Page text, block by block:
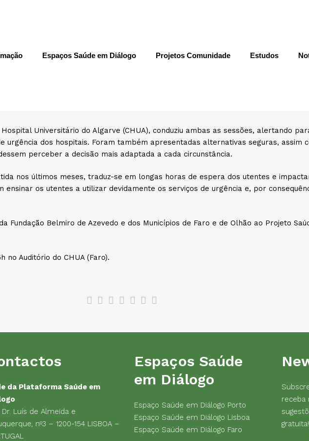
Espaços Saúde em Diálogo Projetos Comunidade Estudos
e de capacitar a população idosa para navegar no sistema de saúde e tomar
Universitário do Algarve (CHUA), conduziu ambas as sessões, alertando
urgência dos hospitais. Foram também apresentadas alternativas seguras, assim
perceber a decisão mais adaptada a cada circunstância.
nos últimos meses, traduz-se em longas horas de espera dos utentes e
ensinar os utentes a utilizar devidamente os serviços de urgência e, por
Fundação Belmiro de Azevedo e dos Municípios de Faro e de Olhão ao Projeto
no Auditório do CHUA (Faro).
da Plataforma Saúde em
Dr. Luís de Almeida e
nº3 – 1200-154 LISBOA –
Espaços Saúde
em Diálogo
Espaço Saúde em Diálogo Porto
Espaço Saúde em Diálogo Lisboa
Espaço Saúde em Diálogo Faro
receba
gratuita!